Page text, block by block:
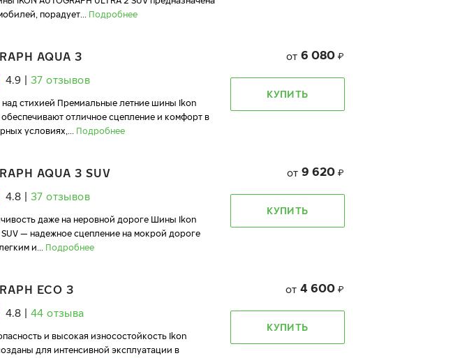
порадует... Подробнее
AQUA 3
4.9 37 отзывов
стихией Премиальные летние шины Ikon
отличное сцепление и комфорт в
условиях,... Подробнее
от 6 080 ₽
КУПИТЬ
AQUA 3 SUV
4.8 37 отзывов
даже на неровной дороге Шины Ikon
— надежное сцепление на мокрой дороге
и... Подробнее
от 9 620 ₽
КУПИТЬ
ECO 3
4.8 44 отзыва
и высокая износостойкость Ikon
для интенсивной эксплуатации в
от 4 600 ₽
КУПИТЬ